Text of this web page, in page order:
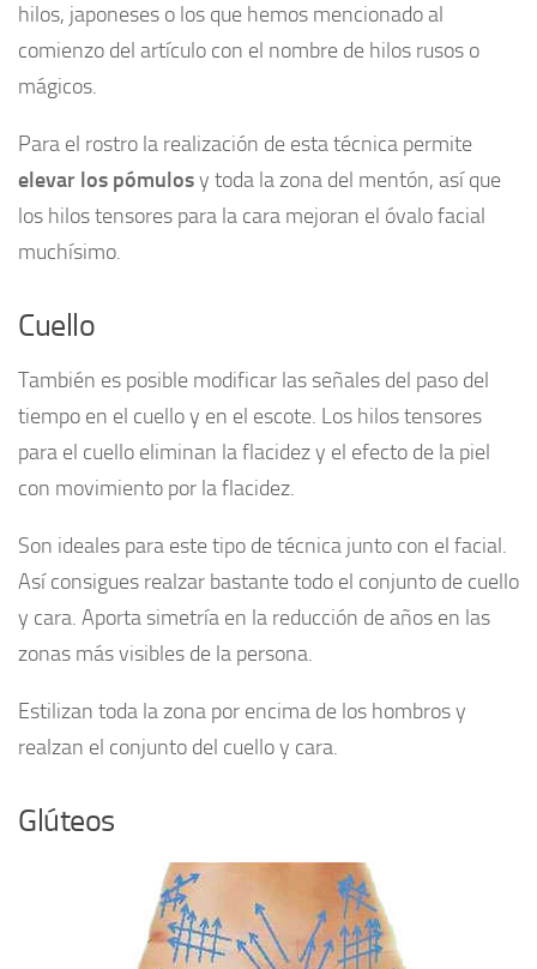
hilos, japoneses o los que hemos mencionado al
comienzo del artículo con el nombre de hilos rusos o
mágicos.
Para el rostro la realización de esta técnica permite
elevar los pómulosy toda la zona del mentón, así que
los hilos tensores para la cara mejoran el óvalo facial
muchísimo.
Cuello
También es posible modificar las señales del paso del
tiempo en el cuello y en el escote. Los hilos tensores
para el cuello eliminan la flacidez y el efecto de la piel
con movimiento por la flacidez.
Son ideales para este tipo de técnica junto con el facial.
Así consigues realzar bastante todo el conjunto de cuello
y cara. Aporta simetría en la reducción de años en las
zonas más visibles de la persona.
Estilizan toda la zona por encima de los hombros y
realzan el conjunto del cuello y cara.
Glúteos